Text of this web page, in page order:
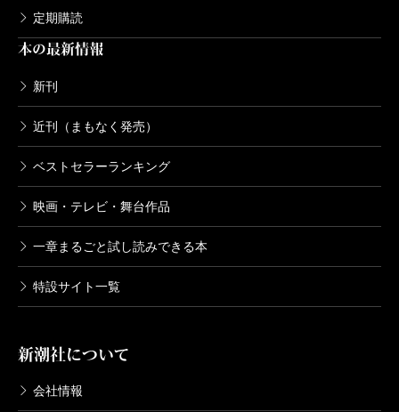
定期購読
本の最新情報
新刊
近刊（まもなく発売）
ベストセラーランキング
映画・テレビ・舞台作品
一章まるごと試し読みできる本
特設サイト一覧
新潮社について
会社情報